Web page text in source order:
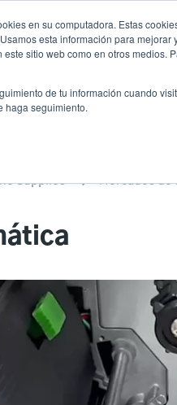
en su computadora. Estas
esta información para
este sitio web como en otros
de tu información cuando
haga seguimiento.
Supplies Mercados